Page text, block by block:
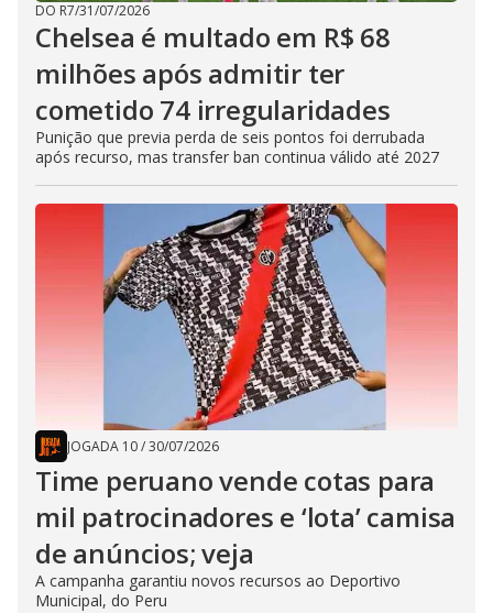
DO R7/31/07/2026
Chelsea é multado em R$ 68
milhões após admitir ter
cometido 74 irregularidades
Punição que previa perda de seis pontos foi derrubada
após recurso, mas transfer ban continua válido até 2027
JOGADA 10/30/07/2026
Time peruano vende cotas para
mil patrocinadores e ‘lota’ camisa
de anúncios; veja
A campanha garantiu novos recursos ao Deportivo
Municipal, do Peru